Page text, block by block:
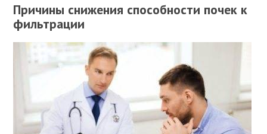
Причины снижения способности почек к
фильтрации